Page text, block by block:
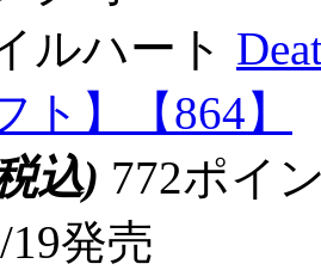
ルハート
ト】【864】
込) 772ポイ
19発売